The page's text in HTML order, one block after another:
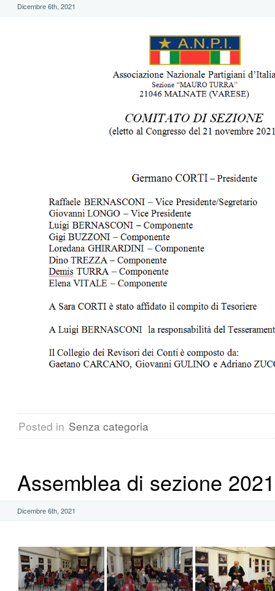
Dicembre 6th, 2021
Posted in Senza categoria
Assemblea di sezione 2021
Dicembre 6th, 2021